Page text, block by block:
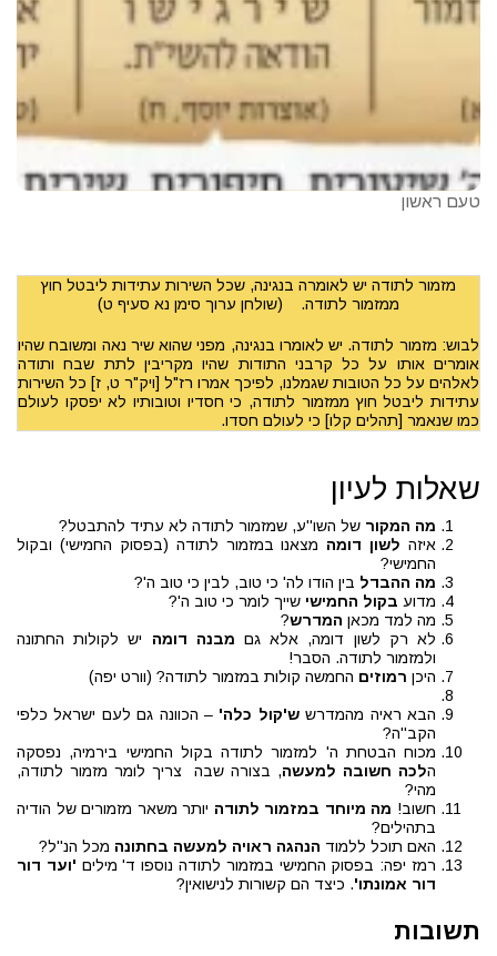
טעם ראשון
מזמור לתודה יש לאומרה בנגינה, שכל השירות עתידות ליבטל חוץ
ממזמור לתודה. (שולחן ערוך סימן נא סעיף ט)
לבוש: מזמור לתודה. יש לאומרו בנגינה, מפני שהוא שיר נאה ומשובח שהיו
אומרים אותו על כל קרבני התודות שהיו מקריבין לתת שבח ותודה
לאלהים על כל הטובות שגמלנו, לפיכך אמרו רז"ל [ויק"ר ט, ז] כל השירות
עתידות ליבטל חוץ ממזמור לתודה, כי חסדיו וטובותיו לא יפסקו לעולם
כמו שנאמר [תהלים קלו] כי לעולם חסדו.
שאלות לעיון
מה המקורשל השו''ע, שמזמור לתודה לא עתיד להתבטל?
איזהלשון דומהמצאנו במזמור לתודה (בפסוק החמישי) ובקול
החמישי?
מה ההבדלבין הודו לה' כי טוב, לבין כי טוב ה'?
מדועבקול החמישישייך לומר כי טוב ה'?
מה למד מכאןהמדרש?
לא רק לשון דומה, אלא גםמבנה דומהיש לקולות החתונה
ולמזמור לתודה. הסבר!
היכןרמוזיםהחמשה קולות במזמור לתודה? (וורט יפה)
הבא ראיה מהמדרשש'קול כלה'– הכוונה גם לעם ישראל כלפי
הקב''ה?
מכוח הבטחת ה' למזמור לתודה בקול החמישי בירמיה, נפסקה
לכה חשובה למעשה, בצורה שבה צריך לומר מזמור לתודה,
מהי?
חשוב!מה מיוחד במזמור לתודהיותר משאר מזמורים של הודיה
בתהילים?
האם תוכל ללמודהנהגה ראויה למעשה בחתונהמכל הנ''ל?
רמז יפה: בפסוק החמישי במזמור לתודה נוספו ד' מילים'ועד דור
דור אמונתו'. כיצד הם קשורות לנישואין?
תשובות